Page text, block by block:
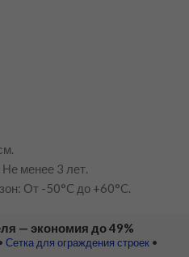
менее 3 лет.
От -50°C до +60°C.
— экономия до 49%
Сетка для ограждения строек •